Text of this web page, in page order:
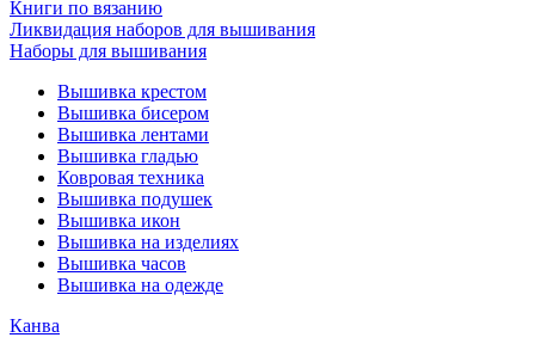
Книги по вязанию
Ликвидация наборов для вышивания
Наборы для вышивания
Вышивка крестом
Вышивка бисером
Вышивка лентами
Вышивка гладью
Ковровая техника
Вышивка подушек
Вышивка икон
Вышивка на изделиях
Вышивка часов
Вышивка на одежде
Канва